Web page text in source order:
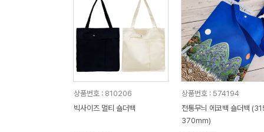
상품번호 : 810206
빅사이즈 멀티 숄더백
상품번호 : 574194
전통무늬 에코백 숄더백
370mm)